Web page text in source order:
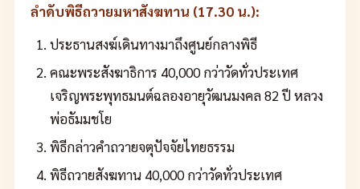
ลำดับพิธีถวายมหาสังฆทาน (17.30 น.):
ประธานสงฆ์เดินทางมาถึงศูนย์กลางพิธี
คณะพระสังฆาธิการ 40,000 กว่าวัดทั่วประเทศ
เจริญพระพุทธมนต์ฉลองอายุวัฒนมงคล 82 ปี หลวง
พ่อธัมมชโย
พิธีกล่าวคำถวายจตุปัจจัยไทยธรรม
พิธีถวายสังฆทาน 40,000 กว่าวัดทั่วประเทศ